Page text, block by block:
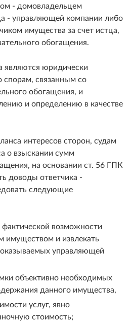
- домовладельцем
- управляющей компании либо
имущества за счет истца,
обогащения.
являются юридически
связанным со
обогащения, и
и определению в качестве
интересов сторон, судам
о взыскании сумм
на основании ст. 56 ГПК
доводы ответчика -
следующие
фактической возможности
имуществом и извлекать
управляющей
объективно необходимых
данного имущества,
услуг, явно
стоимость;